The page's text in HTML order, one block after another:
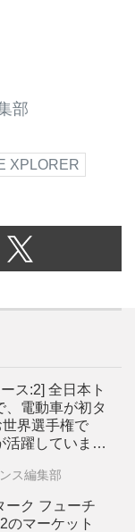
部
XPLORER
ス:2] 全日本ト
、電動車が初タ
界選手権で
活躍していま
ス編集部
ーク フューチ
のマーケット